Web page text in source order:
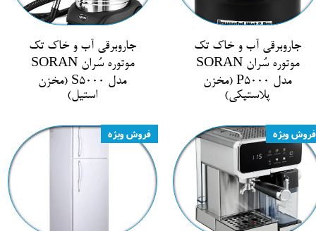
جاروبرقی آب و خاک تک
موتوره سُران SORAN
مدل P5000 (مخزن
پلاستیکی)
جاروبرقی آب و خاک تک
موتوره سُران SORAN
مدل S5000 (مخزن
استیل)
فروش ویژه فروش ویژه